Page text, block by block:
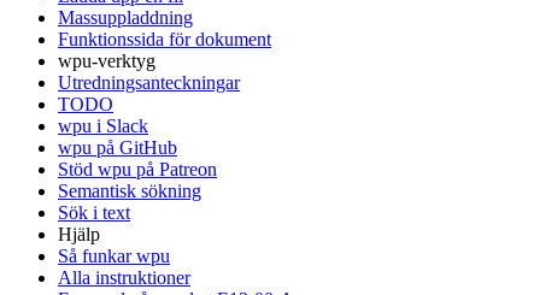
Massuppladdning
Funktionssida för dokument
wpu-verktyg
Utredningsanteckningar
TODO
wpu i Slack
wpu på GitHub
Stöd wpu på Patreon
Semantisk sökning
Sök i text
Hjälp
Så funkar wpu
Alla instruktioner